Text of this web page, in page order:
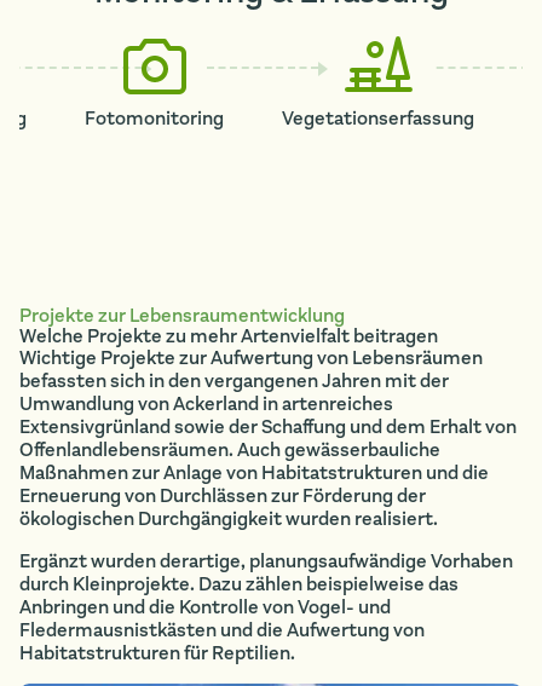
Fotomonitoring Vegetationserfassung
Projekte zur Lebensraumentwicklung
Welche Projekte zu mehr Artenvielfalt beitragen
Wichtige Projekte zur Aufwertung von Lebensräumen
befassten sich in den vergangenen Jahren mit der
Umwandlung von Ackerland in artenreiches
Extensivgrünland sowie der Schaffung und dem Erhalt von
Offenlandlebensräumen. Auch gewässerbauliche
Maßnahmen zur Anlage von Habitatstrukturen und die
Erneuerung von Durchlässen zur Förderung der
ökologischen Durchgängigkeit wurden realisiert.
Ergänzt wurden derartige, planungsaufwändige Vorhaben
durch Kleinprojekte. Dazu zählen beispielweise das
Anbringen und die Kontrolle von Vogel- und
Fledermausnistkästen und die Aufwertung von
Habitatstrukturen für Reptilien.